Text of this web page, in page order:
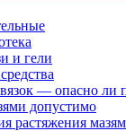
и гели
— опасно ли
допустимо
растяжения